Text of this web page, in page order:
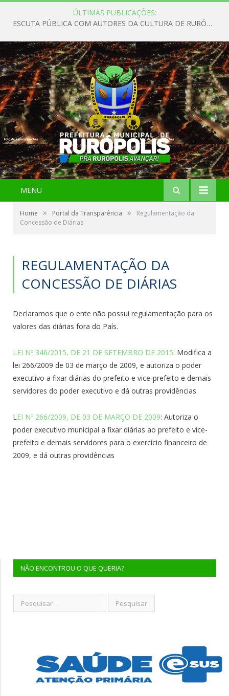
ÚLTIMAS PUBLICAÇÕES:
ESCUTA PÚBLICA COM AUTORES DA CULTURA DE RURÓPOLIS
MENU
Home » Portal da Transparência »
Regulamentação da
Concessão de Diárias
REGULAMENTAÇÃO DA
CONCESSÃO DE DIÁRIAS
Declaramos que o ente não possui regulamentação para os
valores das diárias fora do País.
LEI Nº 346/2015, DE 21 DE SETEMBRO DE 2015: Modifica a
lei 266/2009 de 03 de março de 2009, e autoriza o poder
executivo a fixar diárias do prefeito e vice-prefeito e demais
servidores do poder executivo e dá outras providências
LEI Nº 266/2009, DE 03 DE MARÇO DE 2009: Autoriza o
poder executivo municipal a fixar diárias ao prefeito e vice-
prefeito e demais servidores para o exercício financeiro de
2009, e dá outras providências
NÃO ENCONTROU O QUE QUERIA?